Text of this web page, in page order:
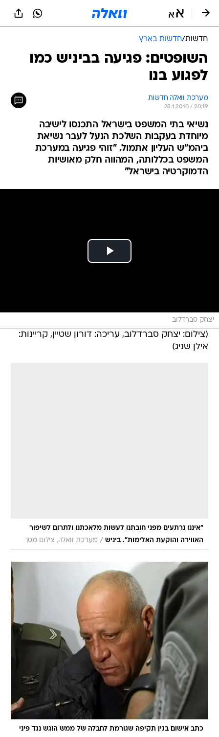
חדשות/חדשות בארץ
השופטים: פגיעה בביניש כמו
לפגוע בנו
מערכת וואלה חדשות
28.1.2010 / 20:19
נשיאי בתי המשפט בישראל התכנסו לישיבה
מיוחדת בעקבות השלכת הנעל לעבר נשיאת
ביהמ"ש העליון אתמול. "זוהי פגיעה במערכת
המשפט בכללותה, המהווה חלק מאושיות
הדמוקרטיה בישראל"
יצחק סברדלוב
(צילום: יצחק סברדלוב, עריכה: דורון שטיין, קריינות:
אילן שניג)
"איננו נרתעים מפני חובתנו לעשות מלאכתנו ולתרום לשיפור
האווירה והוקעת האלימות". ביניש / מערכת וואלה, צילום מסך
כתב אישום בגין תקיפה שגורמת לחבלה של ממש הוגש נגד פיני